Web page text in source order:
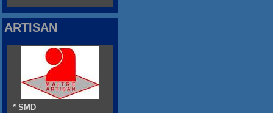
ARTISAN
* SMD